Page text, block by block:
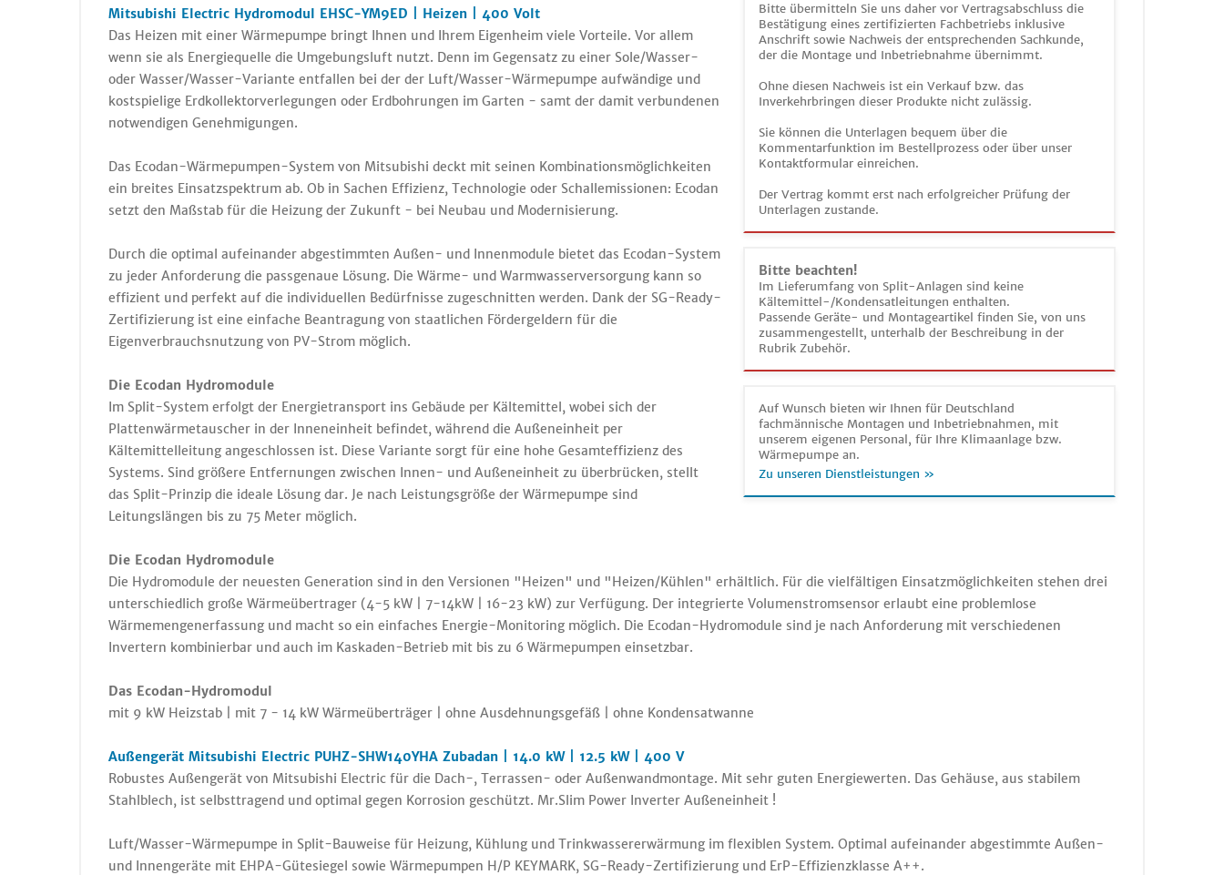
Bitte übermitteln Sie uns daher vor Vertragsabschluss die
Bestätigung eines zertifizierten Fachbetriebs inklusive
Anschrift sowie Nachweis der entsprechenden Sachkunde,
der die Montage und Inbetriebnahme übernimmt.
Ohne diesen Nachweis ist ein Verkauf bzw. das
Inverkehrbringen dieser Produkte nicht zulässig.
Sie können die Unterlagen bequem über die
Kommentarfunktion im Bestellprozess oder über unser
Kontaktformular einreichen.
Der Vertrag kommt erst nach erfolgreicher Prüfung der
Unterlagen zustande.
Bitte beachten!
Im Lieferumfang von Split-Anlagen sind keine
Kältemittel-/Kondensatleitungen enthalten.
Passende Geräte- und Montageartikel finden Sie, von uns
zusammengestellt, unterhalb der Beschreibung in der
Rubrik Zubehör.
Auf Wunsch bieten wir Ihnen für Deutschland
fachmännische Montagen und Inbetriebnahmen, mit
unserem eigenen Personal, für Ihre Klimaanlage bzw.
Wärmepumpe an.
Zu unseren Dienstleistungen »
Mitsubishi Electric Hydromodul EHSC-YM9ED | Heizen | 400 Volt
Das Heizen mit einer Wärmepumpe bringt Ihnen und Ihrem Eigenheim viele Vorteile. Vor allem
wenn sie als Energiequelle die Umgebungsluft nutzt. Denn im Gegensatz zu einer Sole/Wasser-
oder Wasser/Wasser-Variante entfallen bei der der Luft/Wasser-Wärmepumpe aufwändige und
kostspielige Erdkollektorverlegungen oder Erdbohrungen im Garten - samt der damit verbundenen
notwendigen Genehmigungen.
Das Ecodan-Wärmepumpen-System von Mitsubishi deckt mit seinen Kombinationsmöglichkeiten
ein breites Einsatzspektrum ab. Ob in Sachen Effizienz, Technologie oder Schallemissionen: Ecodan
setzt den Maßstab für die Heizung der Zukunft - bei Neubau und Modernisierung.
Durch die optimal aufeinander abgestimmten Außen- und Innenmodule bietet das Ecodan-System
zu jeder Anforderung die passgenaue Lösung. Die Wärme- und Warmwasserversorgung kann so
effizient und perfekt auf die individuellen Bedürfnisse zugeschnitten werden. Dank der SG-Ready-
Zertifizierung ist eine einfache Beantragung von staatlichen Fördergeldern für die
Eigenverbrauchsnutzung von PV-Strom möglich.
Die Ecodan Hydromodule
Im Split-System erfolgt der Energietransport ins Gebäude per Kältemittel, wobei sich der
Plattenwärmetauscher in der Inneneinheit befindet, während die Außeneinheit per
Kältemittelleitung angeschlossen ist. Diese Variante sorgt für eine hohe Gesamteffizienz des
Systems. Sind größere Entfernungen zwischen Innen- und Außeneinheit zu überbrücken, stellt
das Split-Prinzip die ideale Lösung dar. Je nach Leistungsgröße der Wärmepumpe sind
Leitungslängen bis zu 75 Meter möglich.
Die Ecodan Hydromodule
Die Hydromodule der neuesten Generation sind in den Versionen "Heizen" und "Heizen/Kühlen" erhältlich. Für die vielfältigen Einsatzmöglichkeiten stehen drei
unterschiedlich große Wärmeübertrager (4-5 kW | 7-14kW | 16-23 kW) zur Verfügung. Der integrierte Volumenstromsensor erlaubt eine problemlose
Wärmemengenerfassung und macht so ein einfaches Energie-Monitoring möglich. Die Ecodan-Hydromodule sind je nach Anforderung mit verschiedenen
Invertern kombinierbar und auch im Kaskaden-Betrieb mit bis zu 6 Wärmepumpen einsetzbar.
Das Ecodan-Hydromodul
mit 9 kW Heizstab | mit 7 - 14 kW Wärmeüberträger | ohne Ausdehnungsgefäß | ohne Kondensatwanne
Außengerät Mitsubishi Electric PUHZ-SHW140YHA Zubadan | 14.0 kW | 12.5 kW | 400 V
Robustes Außengerät von Mitsubishi Electric für die Dach-, Terrassen- oder Außenwandmontage. Mit sehr guten Energiewerten. Das Gehäuse, aus stabilem
Stahlblech, ist selbsttragend und optimal gegen Korrosion geschützt. Mr.Slim Power Inverter Außeneinheit !
Luft/Wasser-Wärmepumpe in Split-Bauweise für Heizung, Kühlung und Trinkwassererwärmung im flexiblen System. Optimal aufeinander abgestimmte Außen-
und Innengeräte mit EHPA-Gütesiegel sowie Wärmepumpen H/P KEYMARK, SG-Ready-Zertifizierung und ErP-Effizienzklasse A++.